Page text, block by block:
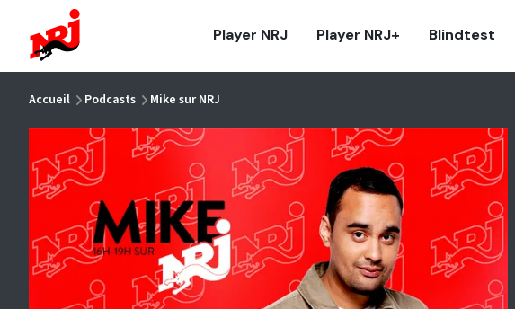
Player NRJ Player NRJ+ Blindtest
Accueil Podcasts Mike sur NRJ